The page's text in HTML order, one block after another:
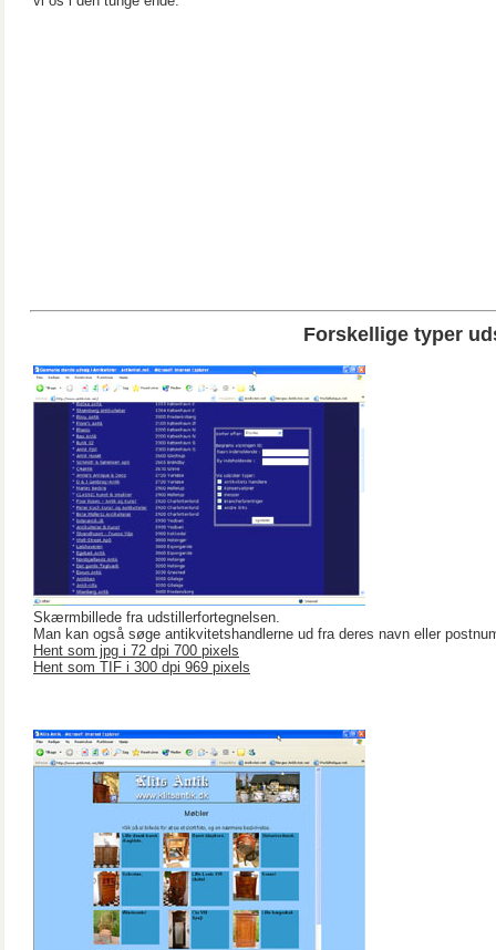
Forskellige typer
Skærmbillede fra udstillerfortegnelsen.
Man kan også søge antikvitetshandlerne ud fra deres navn eller
Hent som jpg i 72 dpi 700 pixels
Hent som TIF i 300 dpi 969 pixels